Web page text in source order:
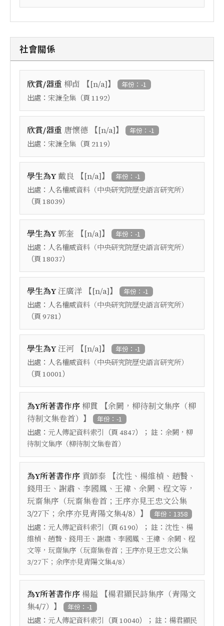
社會關係
欣賞/器重 柳卣 【[n/a]】 年份：-1
出處： 宋濂全集 （頁 1192）
欣賞/器重 唐懷德 【[n/a]】 年份：-1
出處： 宋濂全集 （頁 2119）
學生為Y戴良 【[n/a]】 年份：-1
出處： 人名權威資料（中央研究院歷史語言研究所）
（頁 18039）
學生為Y郭奎 【[n/a]】 年份：-1
出處： 人名權威資料（中央研究院歷史語言研究所）
（頁 18037）
學生為Y汪廣洋 【[n/a]】 年份：-1
出處： 人名權威資料（中央研究院歷史語言研究所）
（頁 9781）
學生為Y汪河 【[n/a]】 年份：-1
出處： 人名權威資料（中央研究院歷史語言研究所）
（頁 10001）
為Y所著書作序 柳貫 【余闕，柳待制文集序（柳
待制文集卷首） 】 年份：-1
出處： 元人傳記資料索引 （頁 4847）； 註： 余闕，柳
待制文集序（柳待制文集卷首）
為Y所著書作序 貢師泰 【沈性、楊維楨、趙贄、
錢用壬、謝肅、李國鳳、王褘、余闕、程文等，
玩齋集序（玩齋集卷首；王序亦見王忠文公集
3/27下；余序亦見青陽文集4/8） 】 年份：1358
出處： 元人傳記資料索引 （頁 6190）； 註： 沈性、楊
維楨、趙贄、錢用壬、謝肅、李國鳳、王褘、余闕、程
文等，玩齋集序（玩齋集卷首；王序亦見王忠文公集
3/27下；余序亦見青陽文集4/8）
為Y所著書作序楊鎰 【楊君顯民詩集序（青陽文
集4/7） 】 年份：-1
出處： 元人傳記資料索引 （頁 10040）； 註： 楊君顯民